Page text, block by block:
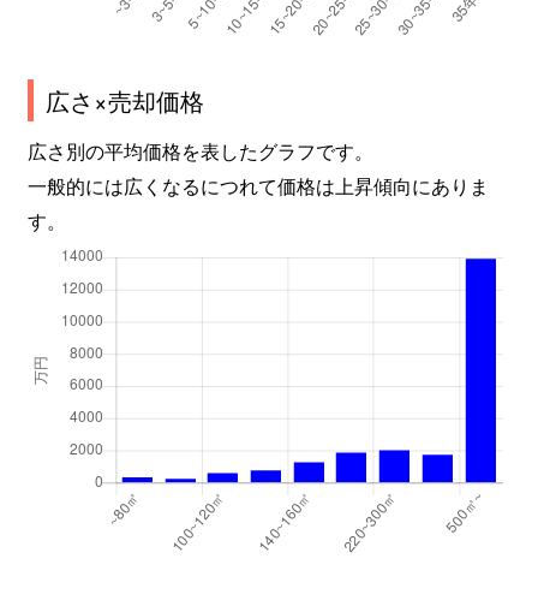
広さ×売却価格
広さ別の平均価格を表したグラフです。
一般的には広くなるにつれて価格は上昇傾向にありま
す。